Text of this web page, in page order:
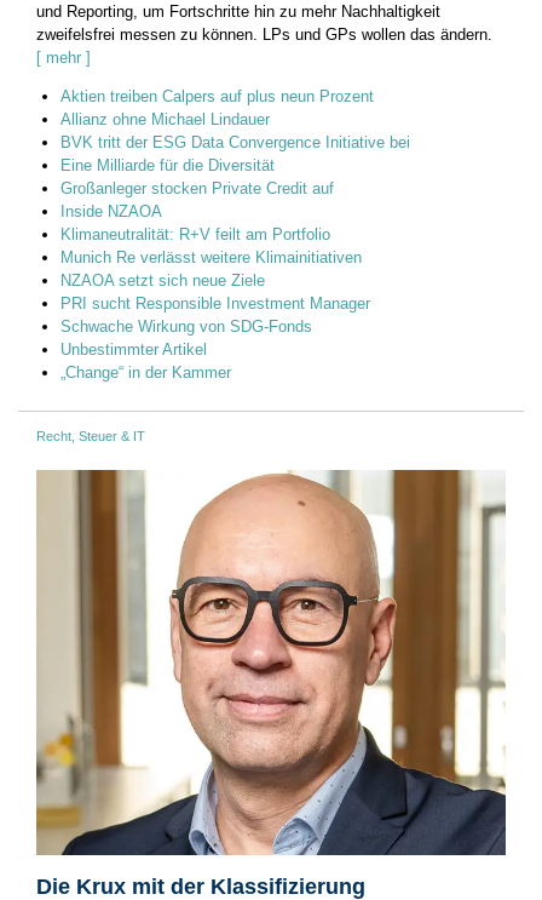
und Reporting, um Fortschritte hin zu mehr Nachhaltigkeit
zweifelsfrei messen zu können. LPs und GPs wollen das ändern.
[ mehr ]
Aktien treiben Calpers auf plus neun Prozent
Allianz ohne Michael Lindauer
BVK tritt der ESG Data Convergence Initiative bei
Eine Milliarde für die Diversität
Großanleger stocken Private Credit auf
Inside NZAOA
Klimaneutralität: R+V feilt am Portfolio
Munich Re verlässt weitere Klimainitiativen
NZAOA setzt sich neue Ziele
PRI sucht Responsible Investment Manager
Schwache Wirkung von SDG-Fonds
Unbestimmter Artikel
„Change“ in der Kammer
Recht, Steuer & IT
Die Krux mit der Klassifizierung